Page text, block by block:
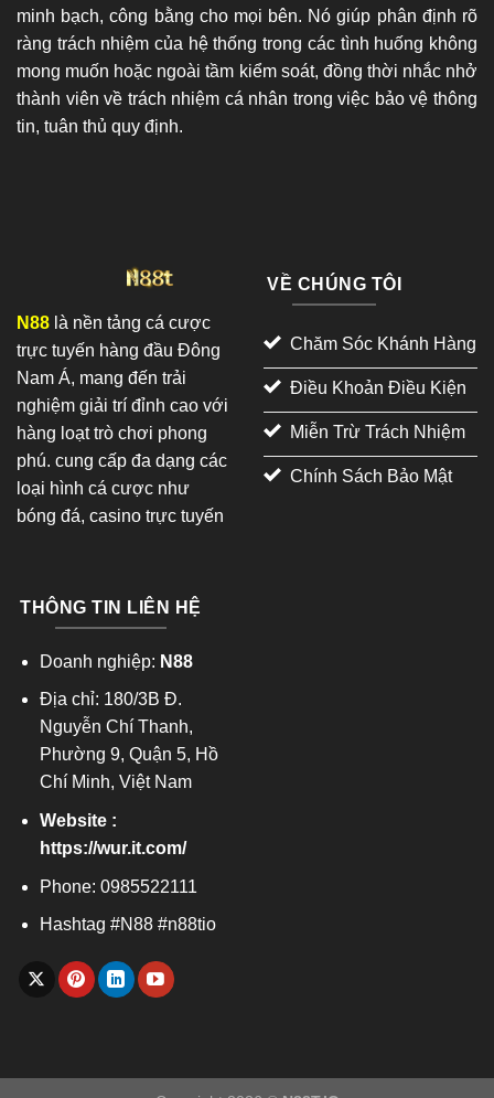
minh bạch, công bằng cho mọi bên. Nó giúp phân định rõ
ràng trách nhiệm của hệ thống trong các tình huống không
mong muốn hoặc ngoài tầm kiểm soát, đồng thời nhắc nhở
thành viên về trách nhiệm cá nhân trong việc bảo vệ thông
tin, tuân thủ quy định.
N88 là nền tảng cá cược
trực tuyến hàng đầu Đông
Nam Á, mang đến trải
nghiệm giải trí đỉnh cao với
hàng loạt trò chơi phong
phú. cung cấp đa dạng các
loại hình cá cược như
bóng đá, casino trực tuyến
VỀ CHÚNG TÔI
Chăm Sóc Khánh Hàng
Điều Khoản Điều Kiện
Miễn Trừ Trách Nhiệm
Chính Sách Bảo Mật
THÔNG TIN LIÊN HỆ
Doanh nghiệp: N88
Địa chỉ: 180/3B Đ.
Nguyễn Chí Thanh,
Phường 9, Quận 5, Hồ
Chí Minh, Việt Nam
Website :
https://wur.it.com/
Phone: 0985522111
Hashtag #N88 #n88tio